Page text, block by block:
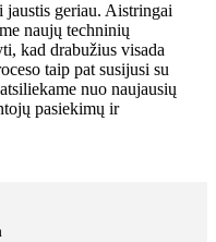
geriau. Aistringai
naujų techninių
kad drabužius visada
taip pat susijusi su
nuo naujausių
pasiekimų ir